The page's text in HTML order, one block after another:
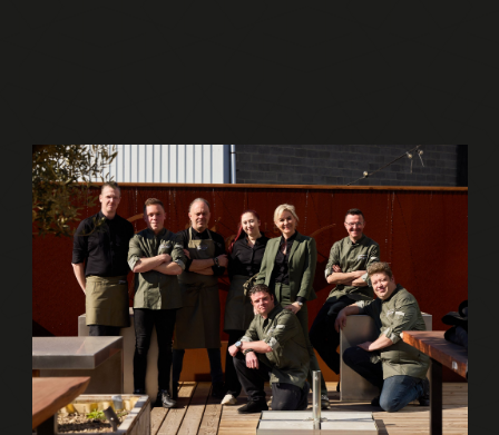
MENU
DINER & LUNCH
NIEUWS
SFEER
CONTACT